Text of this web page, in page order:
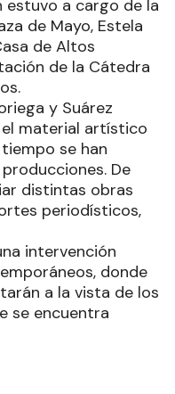
estuvo a cargo de la
de Mayo, Estela
de Altos
de la Cátedra
y Suárez
material artístico
se han
De
distintas obras
periodísticos,
intervención
donde
a la vista de los
se encuentra